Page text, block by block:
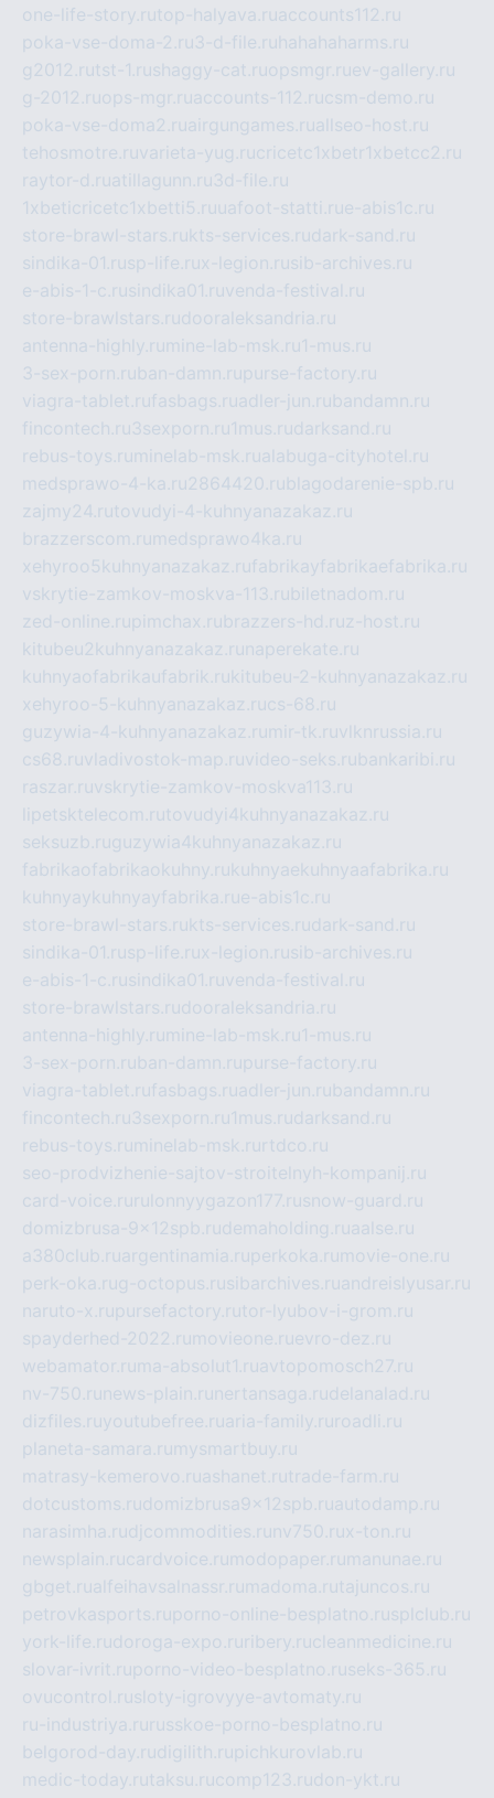
one-life-story.rutop-halyava.ruaccounts112.ru
poka-vse-doma-2.ru3-d-file.ru hahahaharms.ru
g2012.rutst-1.rushaggy-cat.ruopsmgr.ruev-gallery.ru
g-2012.ruops-mgr.ruaccounts-112.rucsm-demo.ru
poka-vse-doma2.ruairgungames.ruallseo-host.ru
tehosmotre.ruvarieta-yug.rucricetc1xbetr1xbetcc2.ru
raytor-d.ruatillagunn.ru3d-file.ru
1xbeticricetc1xbetti5.ruuafoot-statti.rue-abis1c.ru
store-brawl-stars.rukts-services.rudark-sand.ru
sindika-01.rusp-life.rux-legion.rusib-archives.ru
e-abis-1-c.rusindika01.ruvenda-festival.ru
store-brawlstars.rudooraleksandria.ru
antenna-highly.ru mine-lab-msk.ru1-mus.ru
3-sex-porn.ruban-damn.rupurse-factory.ru
viagra-tablet.rufasbags.ruadler-jun.rubandamn.ru
fincontech.ru3sexporn.ru1mus.rudarksand.ru
rebus-toys.ru minelab-msk.rualabuga-cityhotel.ru
medsprawo-4-ka.ru2864420.rublagodarenie-spb.ru
zajmy24.rutovudyi-4-kuhnyanazakaz.ru
brazzerscom.ru medsprawo4ka.ru
xehyroo5kuhnyanazakaz.rufabrikayfabrikaefabrika.ru
vskrytie-zamkov-moskva-113.rubiletnadom.ru
zed-online.rupimchax.rubrazzers-hd.ruz-host.ru
kitubeu2kuhnyanazakaz.ru naperekate.ru
kuhnyaofabrikaufabrik.rukitubeu-2-kuhnyanazakaz.ru
xehyroo-5-kuhnyanazakaz.rucs-68.ru
guzywia-4-kuhnyanazakaz.ru mir-tk.ruvlknrussia.ru
cs68.ruvladivostok-map.ruvideo-seks.rubankaribi.ru
raszar.ruvskrytie-zamkov-moskva113.ru
lipetsktelecom.rutovudyi4kuhnyanazakaz.ru
seksuzb.ruguzywia4kuhnyanazakaz.ru
fabrikaofabrikaokuhny.rukuhnyaekuhnyaafabrika.ru
kuhnyaykuhnyayfabrika.rue-abis1c.ru
store-brawl-stars.rukts-services.rudark-sand.ru
sindika-01.rusp-life.rux-legion.rusib-archives.ru
e-abis-1-c.rusindika01.ruvenda-festival.ru
store-brawlstars.rudooraleksandria.ru
antenna-highly.ru mine-lab-msk.ru1-mus.ru
3-sex-porn.ruban-damn.rupurse-factory.ru
viagra-tablet.rufasbags.ruadler-jun.rubandamn.ru
fincontech.ru3sexporn.ru1mus.rudarksand.ru
rebus-toys.ru minelab-msk.ru rtdco.ru
seo-prodvizhenie-sajtov-stroitelnyh-kompanij.ru
card-voice.ru rulonnyygazon177.rusnow-guard.ru
domizbrusa-9x12spb.rudemaholding.ruaalse.ru
a380club.ruargentinamia.ruperkoka.ru movie-one.ru
perk-oka.rug-octopus.rusibarchives.ruandreislyusar.ru
naruto-x.rupursefactory.rutor-lyubov-i-grom.ru
spayderhed-2022.ru movieone.ruevro-dez.ru
webamator.ru ma-absolut1.ruavtopomosch27.ru
nv-750.ru news-plain.ru nertansaga.rudelanalad.ru
dizfiles.ruyoutubefree.ruaria-family.ru roadli.ru
planeta-samara.ru mysmartbuy.ru
matrasy-kemerovo.ruashanet.rutrade-farm.ru
dotcustoms.rudomizbrusa9x12spb.ruautodamp.ru
narasimha.rudjcommodities.ru nv750.rux-ton.ru
newsplain.rucardvoice.ru modopaper.ru manunae.ru
gbget.rualfeihavsalnassr.ru madoma.rutajuncos.ru
petrovkasports.ruporno-online-besplatno.rusplclub.ru
york-life.rudoroga-expo.ru ribery.rucleanmedicine.ru
slovar-ivrit.ruporno-video-besplatno.ruseks-365.ru
ovucontrol.rusloty-igrovyye-avtomaty.ru
ru-industriya.ru russkoe-porno-besplatno.ru
belgorod-day.rudigilith.rupichkurovlab.ru
medic-today.rutaksu.rucomp123.rudon-ykt.ru